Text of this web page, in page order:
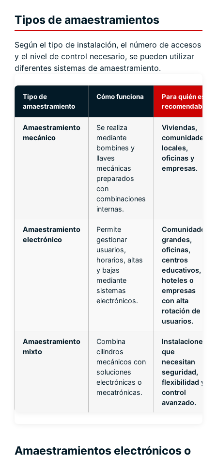
Tipos de amaestramientos
Según el tipo de instalación, el número de accesos
y el nivel de control necesario, se pueden utilizar
diferentes sistemas de amaestramiento.
Tipo de
amaestramiento
Cómo funciona
Para quién es
recomendable
Amaestramiento
mecánico
Se realiza
mediante
bombines y
llaves
mecánicas
preparados
con
combinaciones
internas.
Viviendas,
comunidades,
locales,
oficinas y
empresas.
Amaestramiento
electrónico
Permite
gestionar
usuarios,
horarios, altas
y bajas
mediante
sistemas
electrónicos.
Comunidades
grandes,
oficinas,
centros
educativos,
hoteles o
empresas
con alta
rotación de
usuarios.
Amaestramiento
mixto
Combina
cilindros
mecánicos con
soluciones
electrónicas o
mecatrónicas.
Instalaciones
que
necesitan
seguridad,
flexibilidad y
control
avanzado.
Amaestramientos electrónicos o